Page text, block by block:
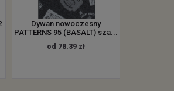
Dywan nowoczesny
PATTERNS 95 (BASALT) sza...
od 78.39 zł